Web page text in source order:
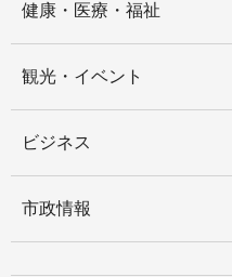
健康・医療・福祉
観光・イベント
ビジネス
市政情報